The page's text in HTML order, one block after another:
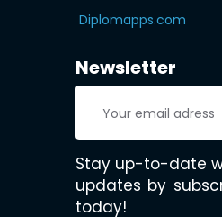
Diplomapps.com
Newsletter
Stay up-to-date
updates by
today!